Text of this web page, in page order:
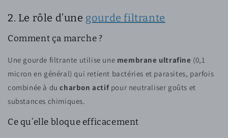
2. Le rôle d’une gourde filtrante
Comment ça marche ?
Une gourde filtrante utilise une membrane ultrafine (0,1
micron en général) qui retient bactéries et parasites, parfois
combinée à ducharbon actif pour neutraliser goûts et
substances chimiques.
Ce qu’elle bloque efficacement